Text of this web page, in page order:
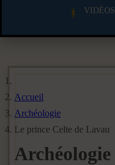
VIDÉOS
Accueil
Archéologie
Le prince Celte de Lavau
Archéologie